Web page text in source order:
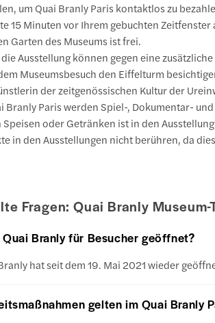
um Quai Branly Paris kontaktlos zu
15 Minuten vor Ihrem gebuchten Zeitfenster
Garten des Museums ist frei.
Ausstellung können gegen eine
Museumsbesuch den Eiffelturm
der zeitgenössischen Kultur der
Branly Paris werden Spiel-, Dokumentar-
Speisen oder Getränken ist in den
in den Ausstellungen nicht berühren, da
Fragen: Quai Branly
Branly für Besucher geöffnet?
hat seit dem 19. Mai 2021 wieder
gelten im Quai Branly